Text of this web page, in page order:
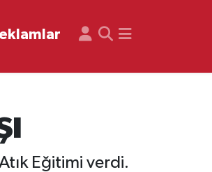
Eğitimi verdi.